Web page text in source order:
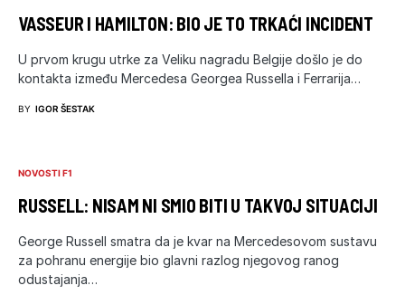
VASSEUR I HAMILTON: BIO JE TO TRKAĆI INCIDENT
U prvom krugu utrke za Veliku nagradu Belgije došlo je do
kontakta između Mercedesa Georgea Russella i Ferrarija…
BY IGOR ŠESTAK
NOVOSTI F1
RUSSELL: NISAM NI SMIO BITI U TAKVOJ SITUACIJI
George Russell smatra da je kvar na Mercedesovom sustavu
za pohranu energije bio glavni razlog njegovog ranog
odustajanja…